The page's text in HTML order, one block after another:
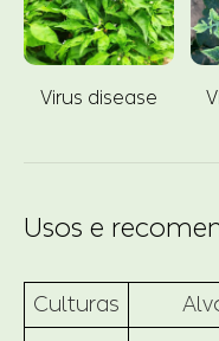
Virus disease
Usos e
Culturas